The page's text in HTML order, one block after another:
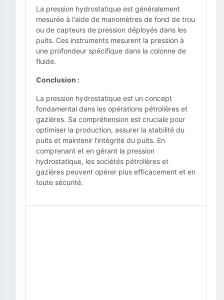
La pression hydrostatique est généralement
mesurée à l'aide de manomètres de fond de trou
ou de capteurs de pression déployés dans les
puits. Ces instruments mesurent la pression à
une profondeur spécifique dans la colonne de
fluide.
Conclusion :
La pression hydrostatique est un concept
fondamental dans les opérations pétrolières et
gazières. Sa compréhension est cruciale pour
optimiser la production, assurer la stabilité du
puits et maintenir l'intégrité du puits. En
comprenant et en gérant la pression
hydrostatique, les sociétés pétrolières et
gazières peuvent opérer plus efficacement et en
toute sécurité.